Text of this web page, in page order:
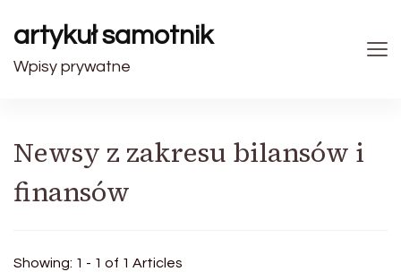
artykuł samotnik
Wpisy prywatne
Newsy z zakresu bilansów i
finansów
Showing: 1 - 1 of 1 Articles